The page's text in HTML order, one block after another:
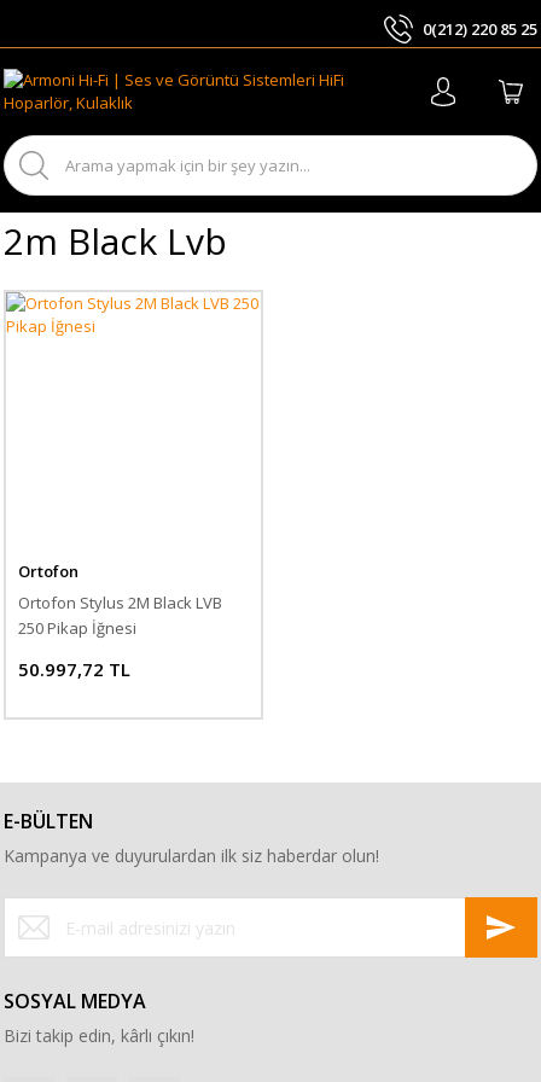
0(212) 220 85 25
2m Black Lvb
Ortofon
Ortofon Stylus 2M Black LVB
250 Pikap İğnesi
50.997,72 TL
E-BÜLTEN
Kampanya ve duyurulardan ilk siz haberdar olun!
SOSYAL MEDYA
Bizi takip edin, kârlı çıkın!